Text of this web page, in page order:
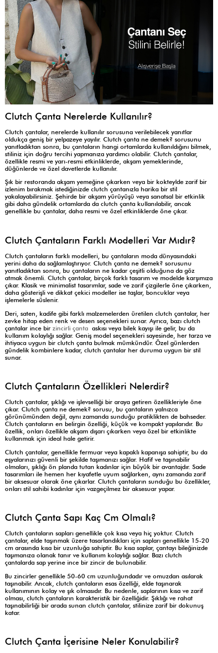
Clutch Çanta Nerelerde Kullanılır?
Clutch çantalar, nerelerde kullanılır sorusuna verilebilecek yanıtlar
oldukça geniş bir yelpazeye yayılır. Clutch çanta ne demek? sorusunu
yanıtladıktan sonra, bu çantaların hangi ortamlarda kullanıldığını bilmek,
stiliniz için doğru tercihi yapmanıza yardımcı olabilir. Clutch çantalar,
özellikle resmi ve yarı-resmi etkinliklerde, akşam yemeklerinde,
düğünlerde ve özel davetlerde kullanılır.
Şık bir restoranda akşam yemeğine çıkarken veya bir kokteylde zarif bir
izlenim bırakmak istediğinizde clutch çantanızla harika bir stil
yakalayabilirsiniz. Şehirde bir akşam yürüyüşü veya sanatsal bir etkinlik
gibi daha gündelik ortamlarda da clutch çanta kullanılabilir, ancak
genellikle bu çantalar, daha resmi ve özel etkinliklerde öne çıkar.
Clutch Çantaların Farklı Modelleri Var Mıdır?
Clutch çantaların farklı modelleri, bu çantaların moda dünyasındaki
yerini daha da sağlamlaştırıyor. Clutch çanta ne demek? sorusunu
yanıtladıktan sonra, bu çantaların ne kadar çeşitli olduğuna da göz
atmak önemli. Clutch çantalar, birçok farklı tasarım ve modelde karşımıza
çıkar. Klasik ve minimalist tasarımlar, sade ve zarif çizgilerle öne çıkarken,
daha gösterişli ve dikkat çekici modeller ise taşlar, boncuklar veya
işlemelerle süslenir.
Deri, saten, kadife gibi farklı malzemelerden üretilen clutch çantalar, her
zevke hitap eden renk ve desen seçenekleri sunar. Ayrıca, bazı clutch
çantalar ince bir zincirli çanta askısı veya bilek kayışı ile gelir, bu da
kullanım kolaylığı sağlar. Geniş model seçenekleri sayesinde, her tarza ve
ihtiyaca uygun bir clutch çanta bulmak mümkündür. Özel günlerden
gündelik kombinlere kadar, clutch çantalar her duruma uygun bir stil
sunar.
Clutch Çantaların Özellikleri Nelerdir?
Clutch çantalar, şıklığı ve işlevselliği bir araya getiren özellikleriyle öne
çıkar. Clutch çanta ne demek? sorusu, bu çantaların yalnızca
görünümünden değil, aynı zamanda sunduğu pratiklikten de bahseder.
Clutch çantaların en belirgin özelliği, küçük ve kompakt yapılarıdır. Bu
özellik, onları özellikle akşam dışarı çıkarken veya özel bir etkinlikte
kullanmak için ideal hale getirir.
Clutch çantalar, genellikle fermuar veya kapaklı kapanışa sahiptir, bu da
eşyalarınızı güvenli bir şekilde taşımanızı sağlar. Hafif ve taşınabilir
olmaları, şıklığı ön planda tutan kadınlar için büyük bir avantajdır. Sade
tasarımları ile hemen her kıyafetle uyum sağlarken, aynı zamanda zarif
bir aksesuar olarak öne çıkarlar. Clutch çantaların sunduğu bu özellikler,
onları stil sahibi kadınlar için vazgeçilmez bir aksesuar yapar.
Clutch Çanta Sapı Kaç Cm Olmalı?
Clutch çantaların sapları genellikle çok kısa veya hiç yoktur. Clutch
çantalar, elde taşınmak üzere tasarlandıkları için sapları genellikle 15-20
cm arasında kısa bir uzunluğa sahiptir. Bu kısa saplar, çantayı bileğinizde
taşımanıza olanak tanır ve kullanım kolaylığı sağlar. Bazı clutch
çantalarda sap yerine ince bir zincir de bulunabilir.
Bu zincirler genellikle 50-60 cm uzunluğundadır ve omuzdan asılarak
taşınabilir. Ancak, clutch çantaların esas özelliği, elde taşınarak
kullanımının kolay ve şık olmasıdır. Bu nedenle, saplarının kısa ve zarif
olması, clutch çantaların karakteristik bir özelliğidir. Şıklığı ve rahat
taşınabilirliği bir arada sunan clutch çantalar, stilinize zarif bir dokunuş
katar.
Clutch Çanta İçerisine Neler Konulabilir?